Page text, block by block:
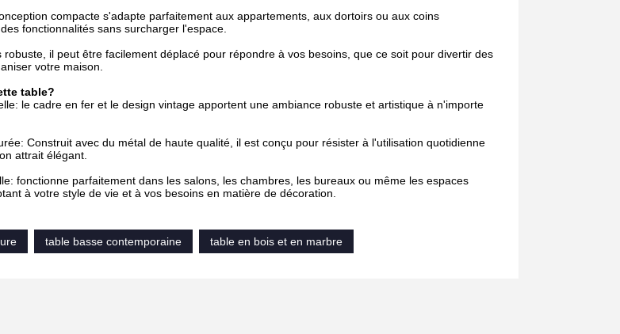
compacte s'adapte parfaitement aux appartements, aux dortoirs ou aux coins
fonctionnalités sans surcharger l'espace.
robuste, il peut être facilement déplacé pour répondre à vos besoins, que ce soit pour divertir des
votre maison.
table?
le cadre en fer et le design vintage apportent une ambiance robuste et artistique à n'importe
Construit avec du métal de haute qualité, il est conçu pour résister à l'utilisation quotidienne
attrait élégant.
fonctionne parfaitement dans les salons, les chambres, les bureaux ou même les espaces
à votre style de vie et à vos besoins en matière de décoration.
table basse contemporaine table en bois et en marbre